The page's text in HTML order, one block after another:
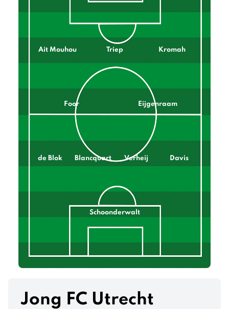
Ait Mouhou Triep Kromah
Foor Eijgenraam
de Blok Blancquart Verheij Davis
Schoonderwalt
Jong FC Utrecht